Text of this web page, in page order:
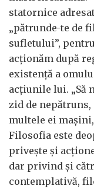
statornice
„pătrunde-te de
sufletului”,
acționăm după
existență a
acțiunile lui. „Să
zid de
multele ei mașini,
Filosofia este
privește și
dar privind și
contemplativă,